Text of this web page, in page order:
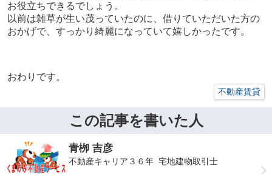
お役立ちできるでしょう。
以前は雑草が生い茂っていたのに、借りていただいた方の
おかげで、すっかり綺麗になっていて嬉しかったです。
おわりです。
不動産賃貸
この記事を書いた人
青栁 吉彦
不動産キャリア３６年 宅地建物取引士